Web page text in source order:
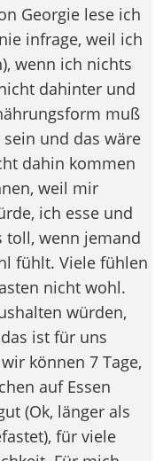
Georgie lese ich
infrage, weil ich
wenn ich nichts
dahinter und
muß
und das wäre
dahin kommen
weil mir
ich esse und
toll, wenn jemand
fühlt. Viele fühlen
nicht wohl.
würden,
ist für uns
können 7 Tage,
auf Essen
(Ok, länger als
für viele